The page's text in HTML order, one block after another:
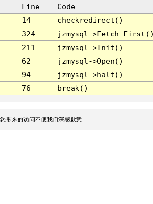
Line
Code
14
checkredirect()
324
jzmysql-
211
jzmysql->Init()
62
jzmysql->Open()
94
jzmysql->halt()
76 break()
带来的访问不便我们深感歉意.